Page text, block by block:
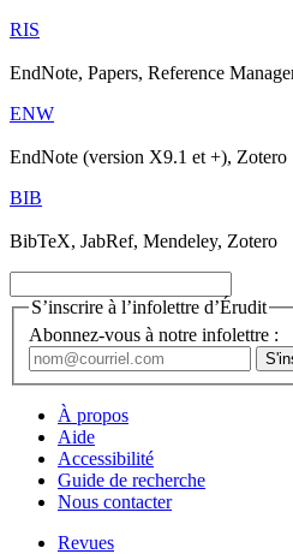
RIS
EndNote, Papers, Reference
ENW
EndNote (version X9.1 et +), Zotero
BIB
BibTeX, JabRef, Mendeley, Zotero
S’inscrire à l’infolettre d’Érudit
Abonnez-vous à notre infolettre :
À propos
Aide
Accessibilité
Guide de recherche
Nous contacter
Revues